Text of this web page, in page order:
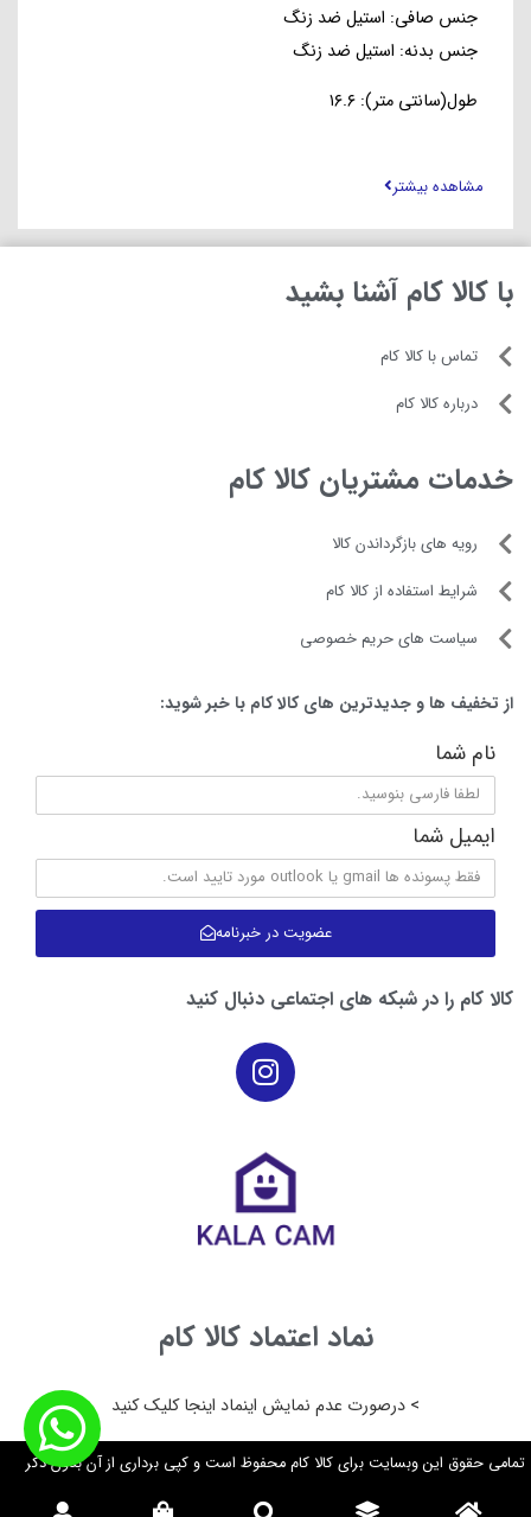
جنس صافی: استیل ضد زنگ
جنس بدنه: استیل ضد زنگ
طول(سانتی متر): ۱۶.۶
وزن(کیلوگرم): ۲.۵۶
فرکانس: ۵۰-۶۰ هرتز
ولتاژ: ۲۲۰-۲۴۰ ولت
طول سیم: ۱ متر
مشاهده بیشتر
با کالا کام آشنا بشید
تماس با کالا کام
درباره کالا کام
خدمات مشتریان کالا کام
رویه های بازگرداندن کالا
شرایط استفاده از کالا کام
سیاست های حریم خصوصی
از تخفیف ها و جدیدترین های کالا کام با خبر شوید:
نام شما
ایمیل شما
عضویت در خبرنامه
کالا کام را در شبکه های اجتماعی دنبال کنید
نماد اعتماد کالا کام
> درصورت عدم نمایش اینماد اینجا کلیک کنید
تمامی حقوق این وبسایت برای کالا کام محفوظ است و کپی برداری از آن بدون ذکر
منبع دارایی پیگرد قانونی می باشد. ۲۰۲۴©